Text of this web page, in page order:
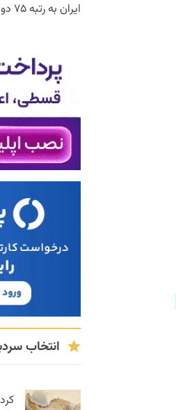
ایران به رتبه ۷۵ دولت الکترونیکی است
انتخاب